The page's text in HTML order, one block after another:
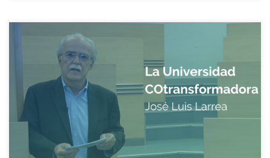
En este nuevo vídeo, José Luis Larrea, Presidente del Consejo
Asesor del Deusto Social Lab, reflexiona acerca del papel
transformador que la Universidad en la sociedad.